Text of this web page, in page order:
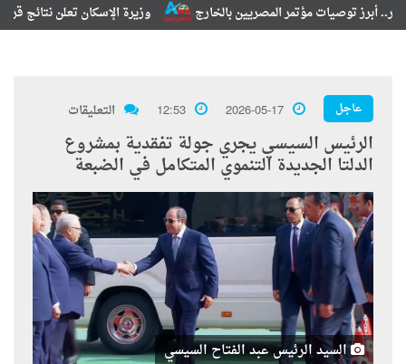
وزيرة الإسكان تعلن نتائج قرعة
مؤتمر المصريين بالخارج
عاجل 2026-05-17
12:53 التعليقات
الرئيس السيسي يجري جولة تفقدية بمشروع
الدلتا الجديدة التنموي المتكامل في الضبعة
السيد الرئيس عبد الفتاح السيسي